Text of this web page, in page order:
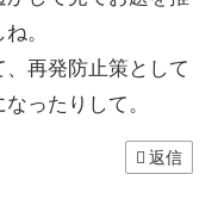
。
再発防止策として
ったりして。
返信